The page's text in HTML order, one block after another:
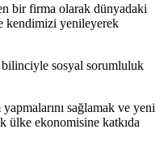
bir firma olarak dünyadaki
kendimizi yenileyerek
sosyal sorumluluk
sağlamak ve yeni
ülke ekonomisine katkıda